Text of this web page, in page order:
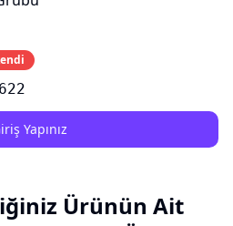
Yapınız
Ürünün Ait